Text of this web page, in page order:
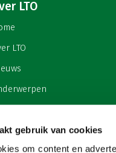
gebruik van cookies
om content en
LTO
LTO
& privacy